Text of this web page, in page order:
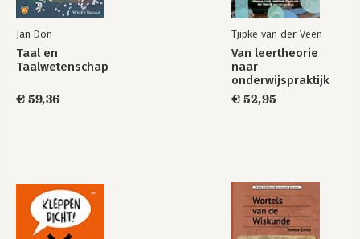
1. Creatief proces 49
Spontane en gestructureerde ideecreatie 51
Proces in drie fasen 52
Cases 56
A. Het juiste onderwerp 59
B. Oriëntatie: verkennen, exploreren, analyseren, begrijpen 64
3. ACTIE-fase 163
A. Maak een duidelijk plan 163
B. Presenteer je plan 179
Jan Don
Taal en
Taalwetenschap
€ 59,36
Tjipke van der Veen
Van leertheorie
naar
onderwijspraktijk
€ 52,95